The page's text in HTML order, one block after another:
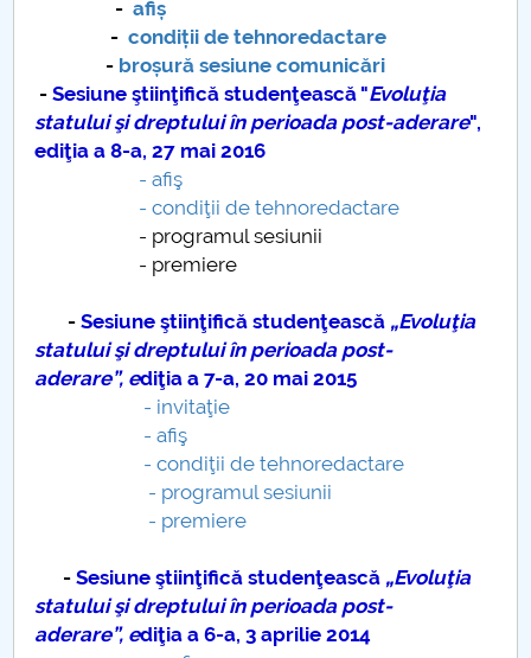
Studenți
Ghiduri pentru STUDENȚI
Relații Publice
Relații Internaționale
PNRR
Proiect PRIM STUD
Proiect SU-ETIC
Protecția datelor personale
IOSUD/CSUD-Doctorate
- afiș
-condiții de tehnoredactare
- broșură sesiune comunicări
-Sesiune ştiinţifică studenţească "Evoluţia
statului şi dreptului în perioada post-aderare",
ediţia a 8-a, 27 mai 2016
- afiş
- condiţii de tehnoredactare
- programul sesiunii
- premiere
-Sesiune ştiinţifică studenţească „Evoluţia
statuluişi dreptului în perioada post-
aderare”, ediţia a 7-a, 20 mai 2015
- invitaţie
- afiş
- condiţii de tehnoredactare
- programul sesiunii
- premiere
-Sesiune ştiinţifică studenţească „Evoluţia
statuluişi dreptului în perioada post-
aderare”, ediţia a 6-a, 3 aprilie 2014